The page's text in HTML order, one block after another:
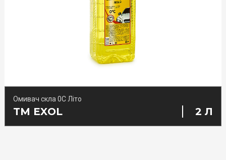
Омивач скла 0С Літо
TM EXOL 2 Л